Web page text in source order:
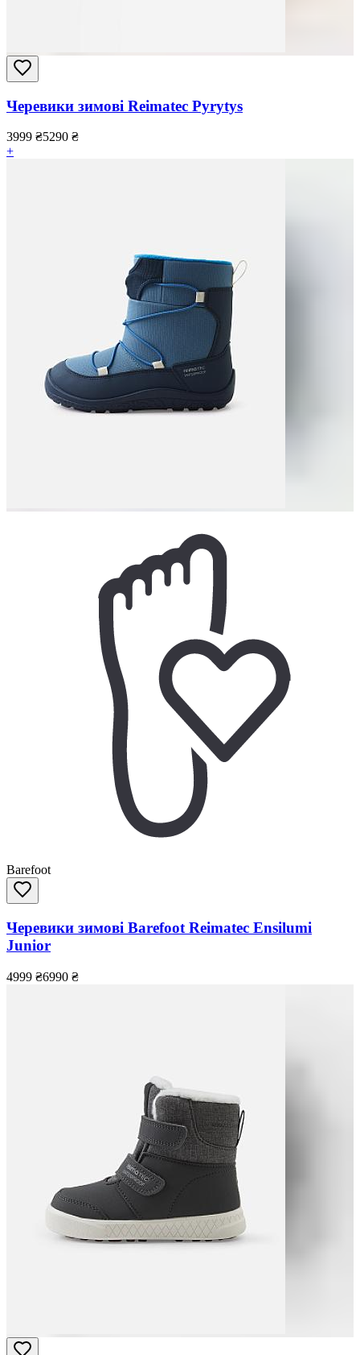
Черевики зимові Reimatec Pyrytys
3999 ₴5290 ₴
+
Barefoot
Черевики зимові Barefoot Reimatec Ensilumi
Junior
4999 ₴6990 ₴